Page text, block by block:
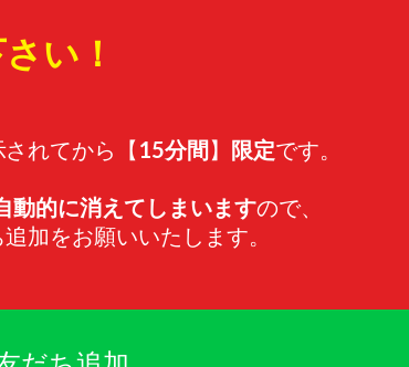
い！
れてから【15分間】 限定です。
動的に消えてしまいますので、
加をお願いいたします。